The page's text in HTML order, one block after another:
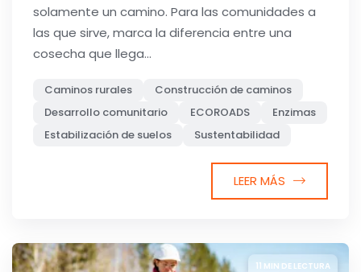
solamente un camino. Para las comunidades a
las que sirve, marca la diferencia entre una
cosecha que llega...
Caminos rurales
Construcción de caminos
Desarrollo comunitario
ECOROADS
Enzimas
Estabilización de suelos
Sustentabilidad
LEER MÁS
11 MIN DE LECTURA